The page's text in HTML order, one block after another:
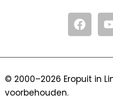
F
a
c
o
© 2000–2026 Eropuit in
voorbehouden.